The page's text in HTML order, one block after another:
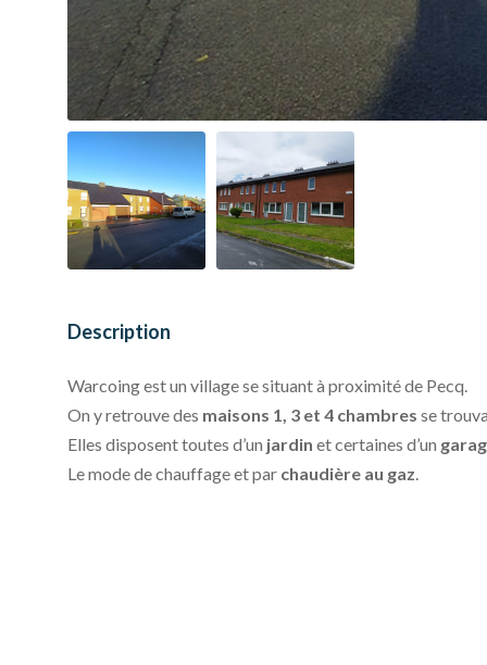
Description
Warcoing est un village se situant à proximité de Pecq.
On y retrouve des maisons 1, 3 et 4 chambres se
Elles disposent toutes d’un jardin et certaines d’un
Le mode de chauffage et par chaudière au gaz.